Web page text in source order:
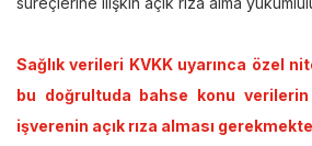
Sağlık verileri KVKK uyarınca özel
bu doğrultuda bahse konu verilerin
işverenin açık rıza alması